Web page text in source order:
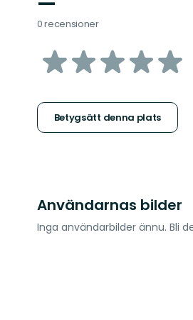
0 recensioner
av
stjärnor
Betygsätt denna plats
Användarnas bilder
Inga användarbilder ännu. Bli